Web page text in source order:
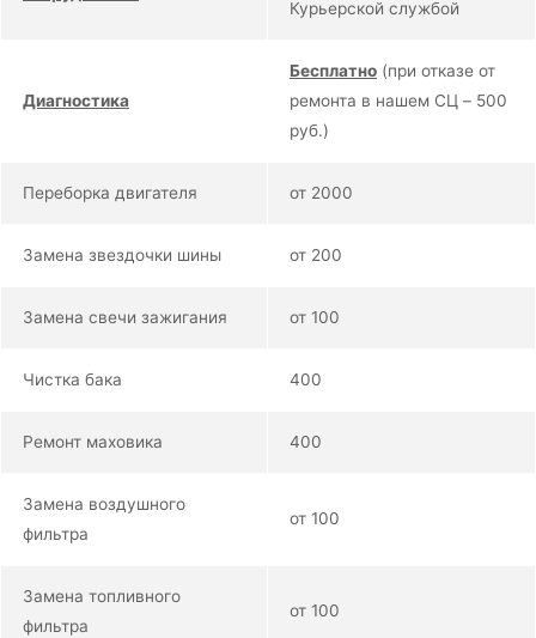
Курьерской службой
Диагностика
Бесплатно (при отказе от
ремонта в нашем СЦ – 500
руб.)
Переборка двигателя от 2000
Замена звездочки шины от 200
Замена свечи зажигания от 100
Чистка бака 400
Ремонт маховика 400
Замена воздушного
фильтра
от 100
Замена топливного
фильтра
от 100